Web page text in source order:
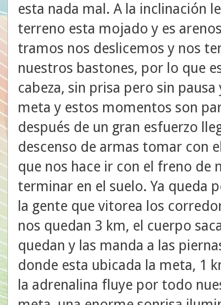
esta nada mal. A la inclinación
terreno esta mojado y es
tramos nos deslicemos y nos
nuestros bastones, por lo que
cabeza, sin prisa pero sin
meta y estos momentos son
después de un gran esfuerzo
descenso de armas tomar con
que nos hace ir con el freno de
terminar en el suelo. Ya queda
la gente que vitorea los
nos quedan 3 km, el cuerpo
quedan y las manda a las
donde esta ubicada la meta, 1
la adrenalina fluye por todo